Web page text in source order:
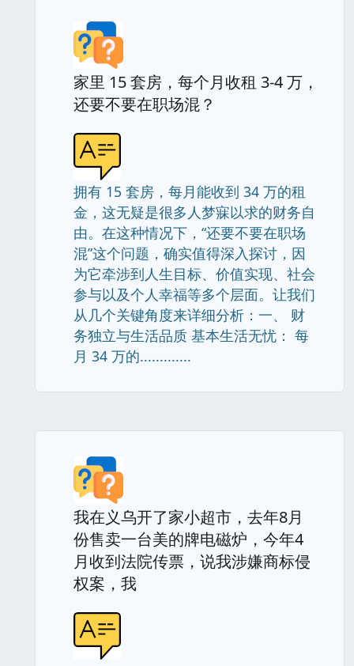
家里 15 套房，每个月收租 3-4 万，
还要不要在职场混？
拥有 15 套房，每月能收到 34 万的租
金，这无疑是很多人梦寐以求的财务自
由。在这种情况下，“还要不要在职场
混”这个问题，确实值得深入探讨，因
为它牵涉到人生目标、价值实现、社会
参与以及个人幸福等多个层面。让我们
从几个关键角度来详细分析：一、 财
务独立与生活品质 基本生活无忧： 每
月 34 万的.............
我在义乌开了家小超市，去年8月
份售卖一台美的牌电磁炉，今年4
月收到法院传票，说我涉嫌商标侵
权案，我